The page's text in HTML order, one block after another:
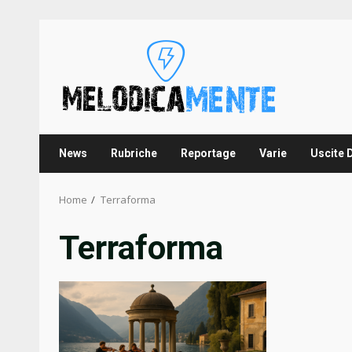
News Rubriche Reportage Varie Uscite
Home Terraforma
Terraforma